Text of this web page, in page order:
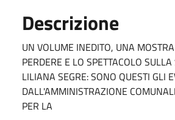
Descrizione
UN VOLUME INEDITO, UNA
PERDERE E LO SPETTACOLO
LILIANA SEGRE: SONO QUESTI GLI
DALL'AMMINISTRAZIONE
PER LA